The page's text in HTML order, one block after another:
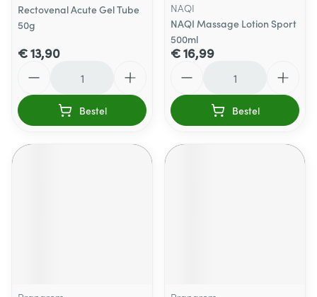
Rectovenal Acute Gel Tube
50g
€ 13,90
Bestel
NAQI
NAQI Massage Lotion Sport
500ml
€ 16,99
Bestel